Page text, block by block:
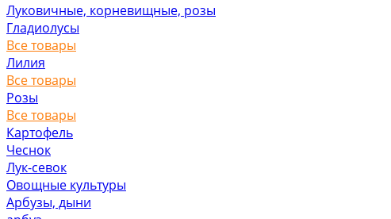
Луковичные, корневищные, розы
Гладиолусы
Все товары
Лилия
Все товары
Розы
Все товары
Картофель
Чеснок
Лук-севок
Овощные культуры
Арбузы, дыни